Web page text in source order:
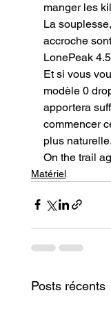
manger les
La
accroche
LonePeak
Et si vous
modèle 0
apportera
commencer
plus naturelle.
On the trail
Matériel
Posts récents